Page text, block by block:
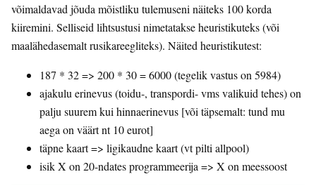
võimaldavad jõuda mõistliku tulemuseni näiteks 100 korda
kiiremini. Selliseid lihtsustusi nimetatakse heuristikuteks (või
maalähedasemalt rusikareegliteks). Näited heuristikutest:
187 * 32 => 200 * 30 = 6000 (tegelik vastus on 5984)
ajakulu erinevus (toidu-, transpordi- vms valikuid tehes) on
palju suurem kui hinnaerinevus [või täpsemalt: tund mu
aega on väärt nt 10 eurot]
täpne kaart => ligikaudne kaart (vt pilti allpool)
isik X on 20-ndates programmeerija => X on meessoost